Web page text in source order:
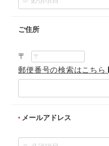
ご住所
〒
郵便番号の検索はこちら
メールアドレス